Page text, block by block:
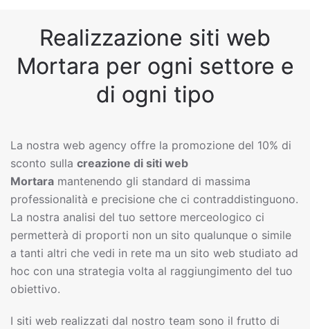
Realizzazione siti web
Mortara per ogni settore e
di ogni tipo
La nostra web agency offre la promozione del 10% di
sconto sulla creazione di siti web
Mortara mantenendo gli standard di massima
professionalità e precisione che ci contraddistinguono.
La nostra analisi del tuo settore merceologico ci
permetterà di proporti non un sito qualunque o simile
a tanti altri che vedi in rete ma un sito web studiato ad
hoc con una strategia volta al raggiungimento del tuo
obiettivo.
I siti web realizzati dal nostro team sono il frutto di